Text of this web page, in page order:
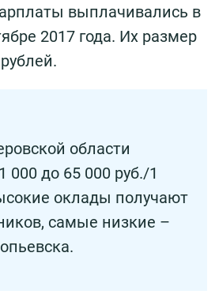
выплачивались в
2017 года. Их размер
области
000 до 65 000 руб./1
оклады получают
самые низкие –